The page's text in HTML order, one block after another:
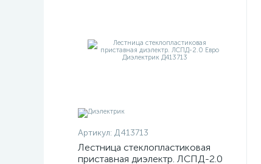
Артикул: Д413713
Лестница стеклопластиковая
приставная диэлектр. ЛСПД-2.0